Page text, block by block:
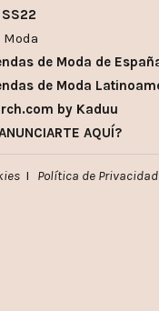
SS22
Moda
de Moda de
de Moda
by Kaduu
AQUÍ?
I Política de Privacidad